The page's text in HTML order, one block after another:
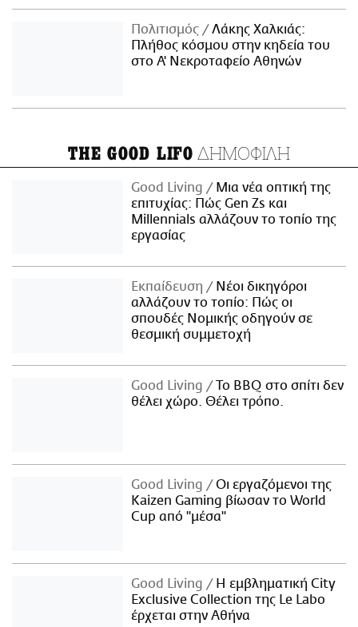
Πολιτισμός
Λάκης Χαλκιάς:
Πλήθος κόσμου στην κηδεία του
στο Α' Νεκροταφείο Αθηνών
THE GOOD LIFO ΔΗΜΟΦΙΛΗ
Good Living
Μια νέα οπτική της
επιτυχίας: Πώς Gen Zs και
Millennials αλλάζουν το τοπίο της
εργασίας
Εκπαίδευση
Νέοι δικηγόροι
αλλάζουν το τοπίο: Πώς οι
σπουδές Νομικής οδηγούν σε
θεσμική συμμετοχή
Good Living
Το BBQ στο σπίτι δεν
θέλει χώρο. Θέλει τρόπο.
Good Living
Οι εργαζόμενοι της
Kaizen Gaming βίωσαν το World
Cup από "μέσα"
Good Living
Η εμβληματική City
Exclusive Collection της Le Labo
έρχεται στην Αθήνα